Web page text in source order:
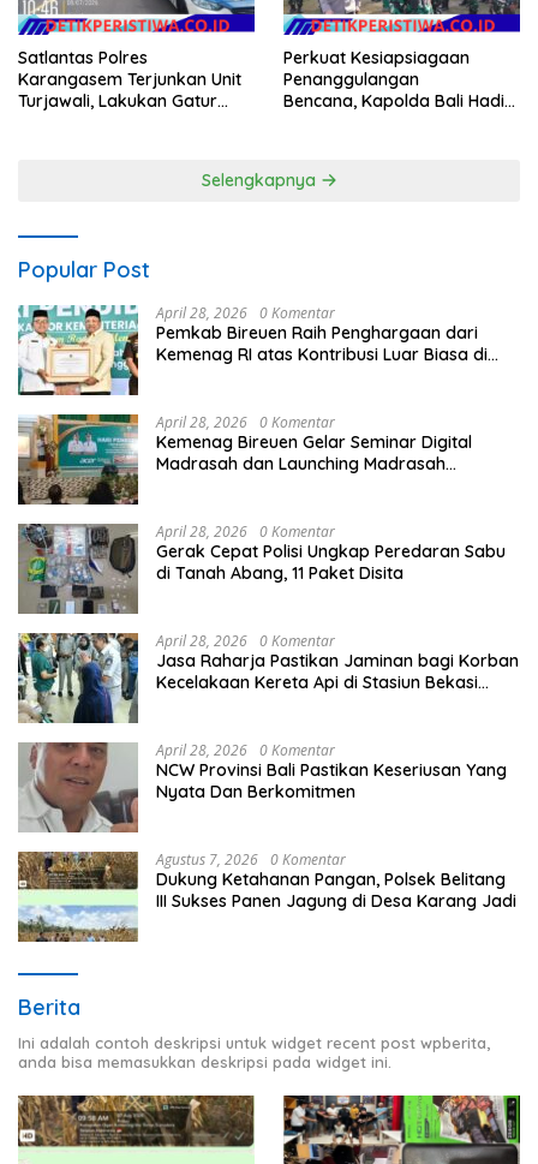
Satlantas Polres
Karangasem Terjunkan Unit
Turjawali, Lakukan Gatur
Perkuat Kesiapsiagaan
Penanggulangan
Bencana, Kapolda Bali Hadiri
Selengkapnya
Popular Post
April 28, 2026 0 Komentar
Pemkab Bireuen Raih Penghargaan dari
Kemenag RI atas Kontribusi Luar Biasa di
April 28, 2026 0 Komentar
Kemenag Bireuen Gelar Seminar Digital
Madrasah dan Launching Madrasah
April 28, 2026 0 Komentar
Gerak Cepat Polisi Ungkap Peredaran Sabu
di Tanah Abang, 11 Paket Disita
April 28, 2026 0 Komentar
Jasa Raharja Pastikan Jaminan bagi Korban
Kecelakaan Kereta Api di Stasiun Bekasi
April 28, 2026 0 Komentar
NCW Provinsi Bali Pastikan Keseriusan Yang
Nyata Dan Berkomitmen
Agustus 7, 2026 0 Komentar
Dukung Ketahanan Pangan, Polsek Belitang
III Sukses Panen Jagung di Desa Karang Jadi
Berita
Ini adalah contoh deskripsi untuk widget recent post wpberita,
anda bisa memasukkan deskripsi pada widget ini.